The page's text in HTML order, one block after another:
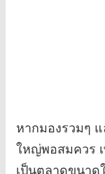
หากมองรวมๆ
ใหญ่พอสมควร
เป็นตลาดขนา